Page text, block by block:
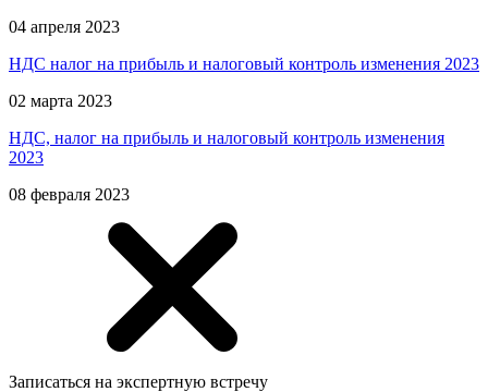
04 апреля 2023
НДС налог на прибыль и налоговый контроль изменения 2023
02 марта 2023
НДС, налог на прибыль и налоговый контроль изменения
2023
08 февраля 2023
Записаться на экспертную встречу